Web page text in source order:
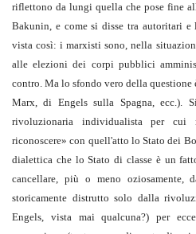
riflettono da lungi quella che pose fine
Bakunin, e come si disse tra autoritari
vista così: i marxisti sono, nella
alle elezioni dei corpi pubblici
contro. Ma lo sfondo vero della
Marx, di Engels sulla Spagna, ecc.).
rivoluzionaria individualista per
riconoscere» con quell'atto lo Stato dei
dialettica che lo Stato di classe è un
cancellare, più o meno oziosamente,
storicamente distrutto solo dalla
Engels, vista mai qualcuna?) per